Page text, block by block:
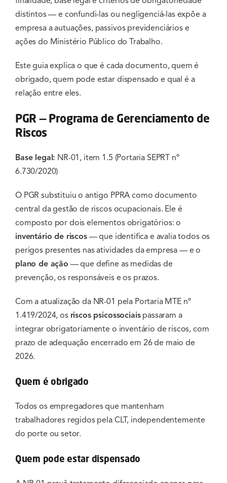
distintos — e confundi-las ou negligenciá-las expõe a
empresa a autuações, passivos previdenciários e
ações do Ministério Público do Trabalho.
Este guia explica o que é cada documento, quem é
obrigado, quem pode estar dispensado e qual é a
relação entre eles.
PGR — Programa de Gerenciamento de
Riscos
Base legal: NR-01, item 1.5 (Portaria SEPRT nº
6.730/2020)
O PGR substituiu o antigo PPRA como documento
central da gestão de riscos ocupacionais. Ele é
composto por dois elementos obrigatórios: o
inventário de riscos— que identifica e avalia todos os
perigos presentes nas atividades da empresa — e o
plano de ação — que define as medidas de
prevenção, os responsáveis e os prazos.
Com a atualização da NR-01 pela Portaria MTE nº
1.419/2024, os riscos psicossociaispassaram a
integrar obrigatoriamente o inventário de riscos, com
prazo de adequação encerrado em 26 de maio de
2026.
Quem é obrigado
Todos os empregadores que mantenham
trabalhadores regidos pela CLT, independentemente
do porte ou setor.
Quem pode estar dispensado